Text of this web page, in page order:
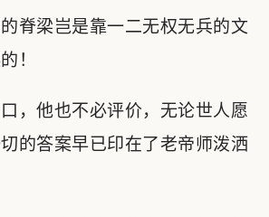
脊梁岂是靠一二无权无兵的文
！
，他也不必评价，无论世人愿
的答案早已印在了老帝师泼洒